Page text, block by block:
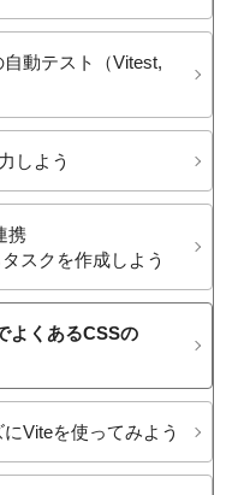
動テスト​（Vitest,
しよう
携
スクを​作成しよう
よく​ある​CSSの​
​Viteを​使ってみよう